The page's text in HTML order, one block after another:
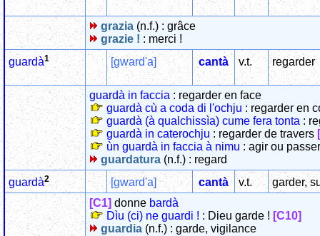
grazia (n.f.) : grâce
grazie ! : merci !
guardà1 [gward'a] cantà v.t. regarder
guardà in faccia : regarder en face
guardà cù a coda di l'ochju : regarder en
guardà (à qualchissìa) cume fera tonta :
guardà in caterochju : regarder de travers
ùn guardà in faccia à nimu : agir ou
guardatura (n.f.) : regard
guardà2 [gward'a] cantà v.t.
garder,
[C1] donne bardà
Dìu (ci) ne guardi ! : Dieu garde ! [C10]
guardia (n.f.) : garde, vigilance